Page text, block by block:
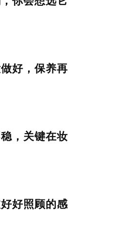
好，保养再
，关键在妆
好照顾的感